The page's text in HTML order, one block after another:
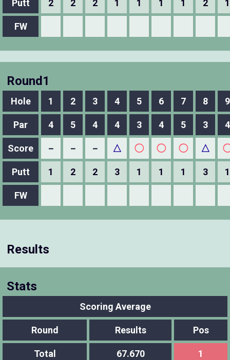
Putt 2 2 2 1 1 1 1 2 1
FW
Round1
Hole 1 2 3 4 5 6 7 8 9
Par 4 5 4 4 3 4 5 3 4
Score － － － △ ◯ ◯ ◯ △
Putt 1 2 2 3 1 1 1 3 1
FW
Results
Stats
Scoring Average
Round Results Pos
Total 67.670 1